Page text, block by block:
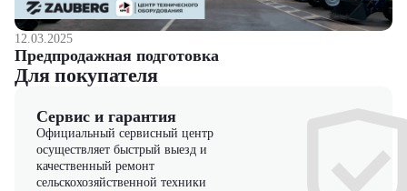
12.03.2025
Предпродажная подготовка
Для покупателя
Сервис и гарантия
Официальный сервисный центр
осуществляет быстрый выезд и
качественный ремонт
сельскохозяйственной техники